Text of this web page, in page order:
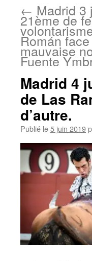
← Madrid 3
21ème de
Román
mauvaise
Fuente
Madrid 4
de Las
d’autre.
Publié le5 juin 2019